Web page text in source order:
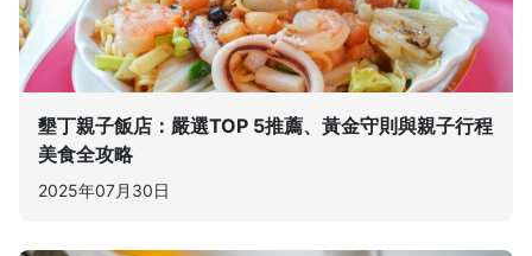
墾丁親子飯店：嚴選TOP 5推薦、黃金守則與親子行程
美食全攻略
2025年07月30日